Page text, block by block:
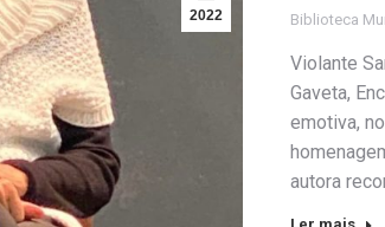
2022 Biblioteca
Violante
Gaveta,
emotiva,
autora